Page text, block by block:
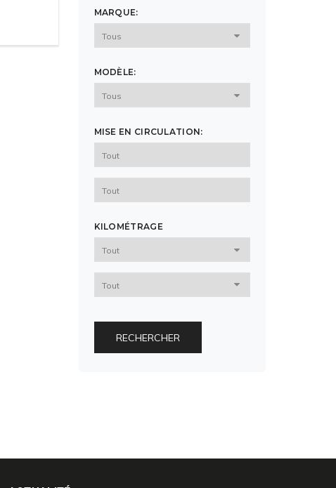
MARQUE:
MODÈLE:
MISE EN CIRCULATION:
KILOMÉTRAGE
RECHERCHER